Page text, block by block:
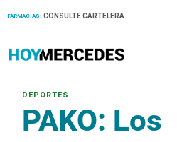
FARMACIAS: CONSULTE CARTELERA
PAKO: Los